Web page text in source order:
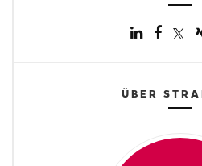
ÜBER